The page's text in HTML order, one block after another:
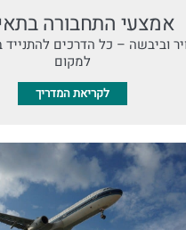
אמצעי התחבורה
וביבשה – כל הדרכים
למקום
לקריאת המדריך